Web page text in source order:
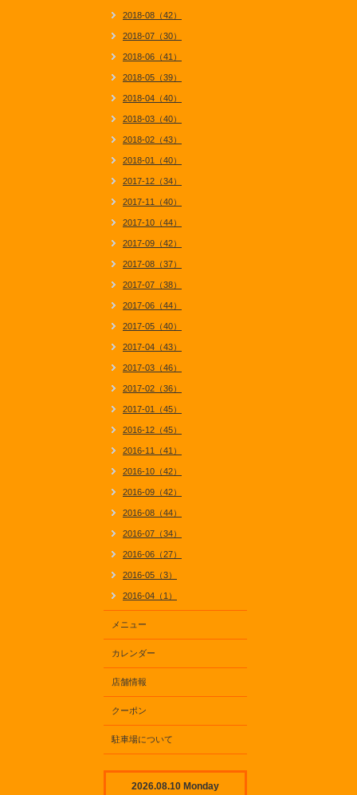
2018-08（42）
2018-07（30）
2018-06（41）
2018-05（39）
2018-04（40）
2018-03（40）
2018-02（43）
2018-01（40）
2017-12（34）
2017-11（40）
2017-10（44）
2017-09（42）
2017-08（37）
2017-07（38）
2017-06（44）
2017-05（40）
2017-04（43）
2017-03（46）
2017-02（36）
2017-01（45）
2016-12（45）
2016-11（41）
2016-10（42）
2016-09（42）
2016-08（44）
2016-07（34）
2016-06（27）
2016-05（3）
2016-04（1）
メニュー
カレンダー
店舗情報
クーポン
駐車場について
2026.08.10 Monday